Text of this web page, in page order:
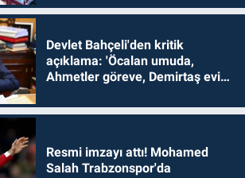
Devlet Bahçeli'den kritik
açıklama: 'Öcalan umuda,
Ahmetler göreve, Demirtaş evine
Resmi imzayı attı! Mohamed
Salah Trabzonspor'da